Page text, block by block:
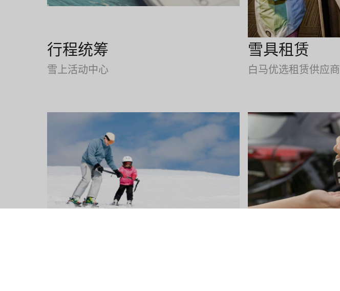
行程统筹
雪上活动中心
雪具租赁
白马优选租赁供应商